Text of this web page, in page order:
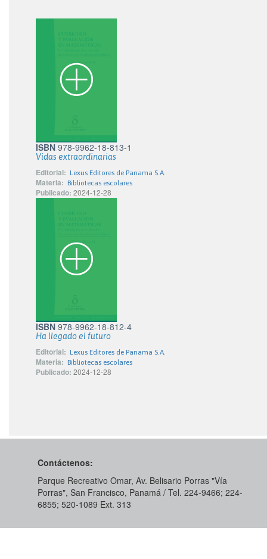
ISBN 978-9962-18-813-1
Vidas extraordinarias
Editorial: Lexus Editores de Panama S.A.
Materia: Bibliotecas escolares
Publicado: 2024-12-28
ISBN 978-9962-18-812-4
Ha llegado el futuro
Editorial: Lexus Editores de Panama S.A.
Materia: Bibliotecas escolares
Publicado: 2024-12-28
Contáctenos:
Parque Recreativo Omar, Av. Belisario Porras "Vía
Porras", San Francisco, Panamá / Tel. 224-9466; 224-
6855; 520-1089​ Ext. 313